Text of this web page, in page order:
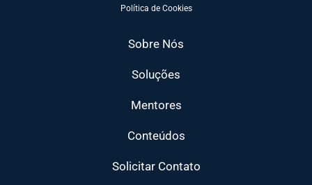
Política de Cookies
Sobre Nós
Soluções
Mentores
Conteúdos
Solicitar Contato